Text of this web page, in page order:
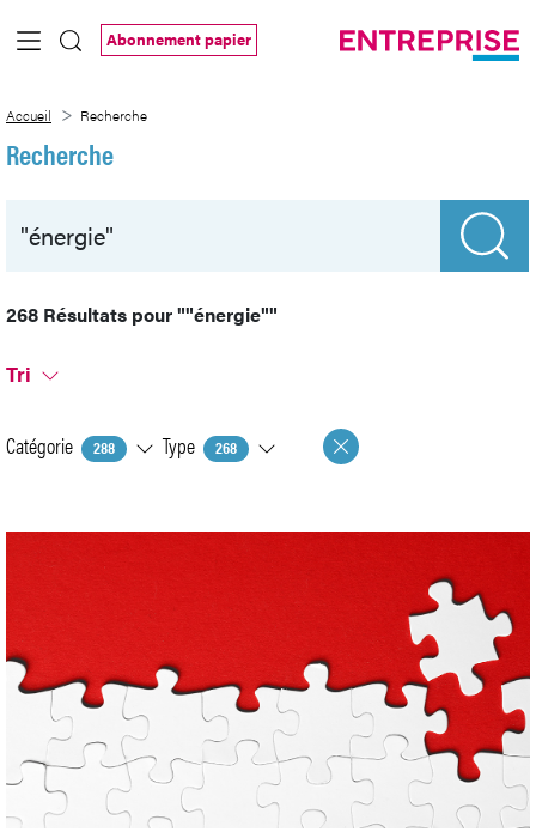
Saut au contenu principal
Abonnement papier
Accueil Recherche
Recherche
268 Résultats pour""énergie""
Tri
Catégorie 288 Type 268